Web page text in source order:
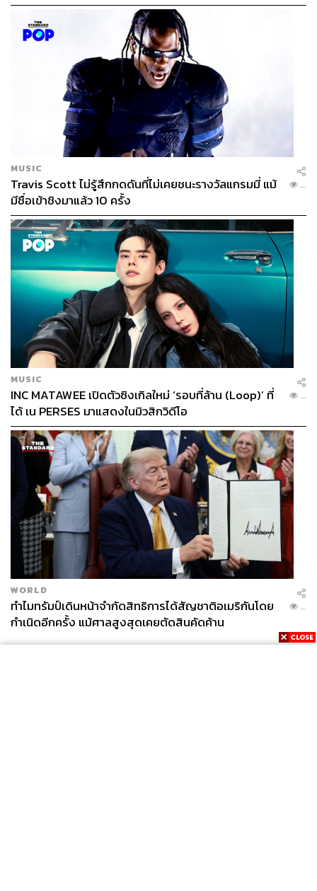
MUSIC
Travis Scott ไม่รู้สึกกดดันที่ไม่เคยชนะรางวัลแกรมมี่ แม้
มีชื่อเข้าชิงมาแล้ว 10 ครั้ง
...
MUSIC
INC MATAWEE เปิดตัวซิงเกิลใหม่ ‘รอบที่ล้าน (Loop)’ ที่
ได้ เน PERSES มาแสดงในมิวสิกวิดีโอ
...
WORLD
ทำไมทรัมป์เดินหน้าจำกัดสิทธิการได้สัญชาติอเมริกันโดย
กำเนิดอีกครั้ง แม้ศาลสูงสุดเคยตัดสินคัดค้าน
...